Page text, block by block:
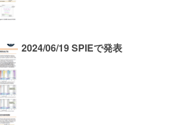
2024/06/19 SPIEで発表